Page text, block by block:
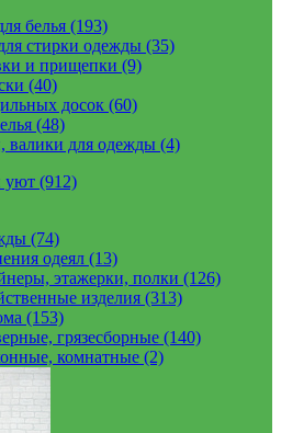
белья (193)
стирки одежды (35)
и прищепки (9)
(40)
досок (60)
(48)
валики для одежды (4)
уют (912)
(74)
одеял (13)
этажерки, полки (126)
изделия (313)
(153)
грязесборные (140)
комнатные (2)